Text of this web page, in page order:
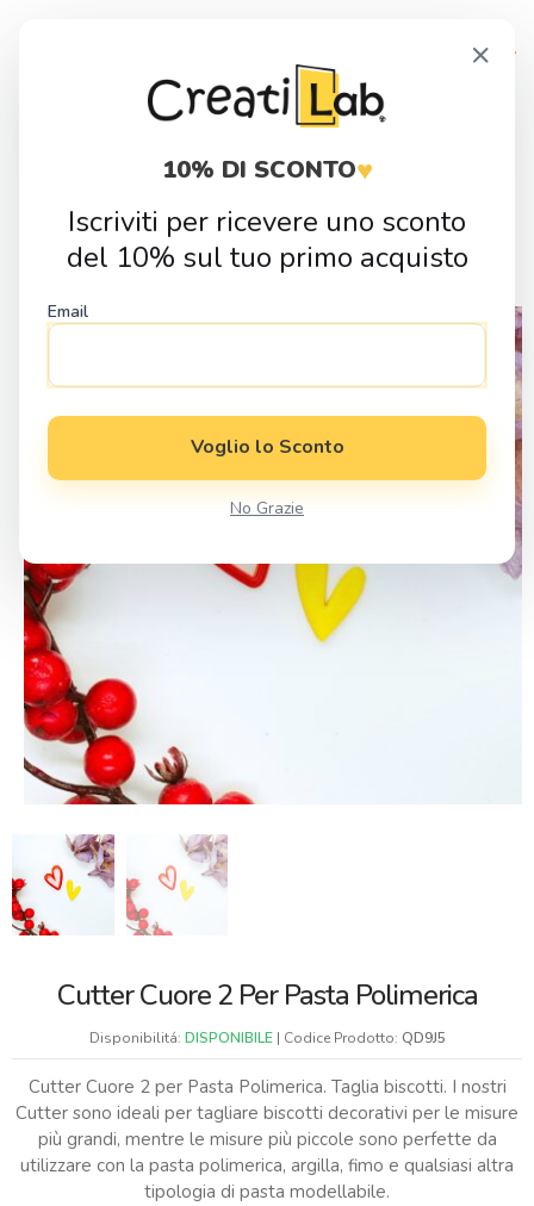
Home Fai da Te Cutter Forme Base
Cutter Cuore 2 per Pasta
Polimerica
Cutter Cuore 2 Per Pasta Polimerica
Disponibilitá: DISPONIBILE| Codice Prodotto: QD9J5
Cutter Cuore 2 per Pasta Polimerica. Taglia biscotti. I nostri
Cutter sono ideali per tagliare biscotti decorativi per le misure
più grandi, mentre le misure più piccole sono perfette da
utilizzare con la pasta polimerica, argilla, fimo e qualsiasi altra
tipologia di pasta modellabile.
×
10% DI SCONTO♥
Iscriviti per ricevere uno sconto
del 10% sul tuo primo acquisto
Email
Voglio lo Sconto
No Grazie